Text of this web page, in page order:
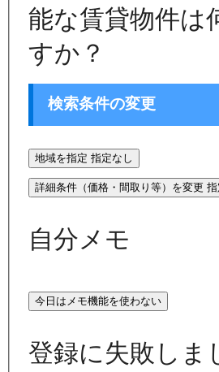
能な賃貸物件は
すか？
検索条件の変更
地域を指定 指定なし
詳細条件（価格・間取り等）を変更 指
自分メモ
今日はメモ機能を使わない
登録に失敗しま